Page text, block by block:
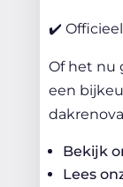
✔️
Of het nu
een
Bekijk
Lees